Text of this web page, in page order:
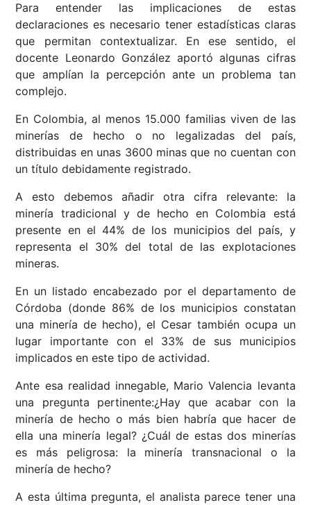
Para entender las implicaciones de estas
declaraciones es necesario tener estadísticas claras
que permitan contextualizar. En ese sentido, el
docente Leonardo González aportó algunas cifras
que amplían la percepción ante un problema tan
complejo.
En Colombia, al menos 15.000 familias viven de las
minerías de hecho o no legalizadas del país,
distribuidas en unas 3600 minas que no cuentan con
un título debidamente registrado.
A esto debemos añadir otra cifra relevante: la
minería tradicional y de hecho en Colombia está
presente en el 44% de los municipios del país, y
representa el 30% del total de las explotaciones
mineras.
En un listado encabezado por el departamento de
Córdoba (donde 86% de los municipios constatan
una minería de hecho), el Cesar también ocupa un
lugar importante con el 33% de sus municipios
implicados en este tipo de actividad.
Ante esa realidad innegable, Mario Valencia levanta
una pregunta pertinente:¿Hay que acabar con la
minería de hecho o más bien habría que hacer de
ella una minería legal? ¿Cuál de estas dos minerías
es más peligrosa: la minería transnacional o la
minería de hecho?
A esta última pregunta, el analista parece tener una